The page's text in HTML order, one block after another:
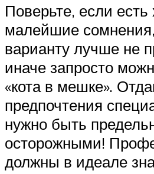
Поверьте, если есть
малейшие
варианту лучше не
иначе запросто
«кота в мешке».
предпочтения
нужно быть
осторожными!
должны в идеале